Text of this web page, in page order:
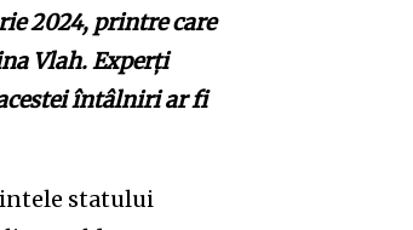
2024, printre care
Vlah. Experți
întâlniri ar fi
statului